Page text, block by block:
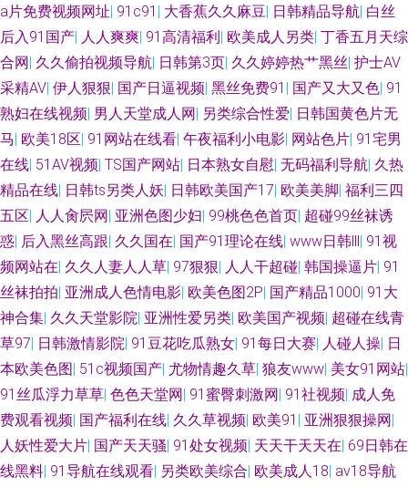
a片免费视频网址| 91c91 | 大香蕉久久麻豆| 日韩精品导航| 白丝
后入91国产| 人人爽爽| 91高清福利| 欧美成人另类| 丁香五月天综
合网| 久久偷拍视频导航| 日韩第3页| 久久婷婷热艹黑丝| 护士AV
采精AV| 伊人狠狠| 国产日逼视频| 黑丝免费91 | 国产又大又色| 91
熟妇在线视频| 男人天堂成人网| 另类综合性爱| 日韩国黄色片无
马| 欧美18区| 91网站在线看| 午夜福利小电影| 网站色片| 91宅男
在线| 51AV视频| TS国产网站| 日本熟女自慰| 无码福利导航| 久热
精品在线| 日韩ts另类人妖| 日韩欧美国产17| 欧美美脚| 福利三四
五区| 人人肏屄网| 亚洲色图少妇| 99桃色色首页| 超碰99丝袜诱
惑| 后入黑丝高跟| 久久国在| 国产91理论在线| www日韩lll| 91视
频网站在| 久久人妻人人草| 97狠狠| 人人干超碰| 韩国操逼片| 91
丝袜拍拍| 亚洲成人色情电影| 欧美色图2P| 国产精品1000| 91大
神合集| 久久天堂影院| 亚洲性爱另类| 欧美国产视频| 超碰在线青
草97| 日韩激情影院| 91豆花吃瓜熟女| 91每日大赛| 人碰人操| 日
本欧美色图| 51c视频国产| 尤物情趣久草| 狼友www| 美女91网站|
91丝瓜浮力草草| 色色天堂网| 91蜜臀刺激网| 91社视频| 成人免
费观看视频| 国产福利在线| 久久草视频| 欧美91 | 亚洲狠狠操网|
人妖性爱大片| 国产天天骚| 91处女视频| 天天干天天在| 69日韩在
线黑料| 91导航在线观看| 另类欧美综合| 欧美成人18| av18导航